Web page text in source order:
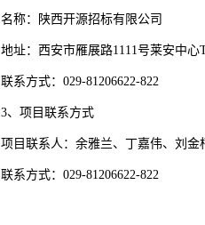
名称：陕西开源招标有限公司
地址：西安市雁展路1111号莱安中心
联系方式：029-81206622-822
3、项目联系方式
项目联系人：余雅兰、丁嘉伟、刘金
联系方式：029-81206622-822